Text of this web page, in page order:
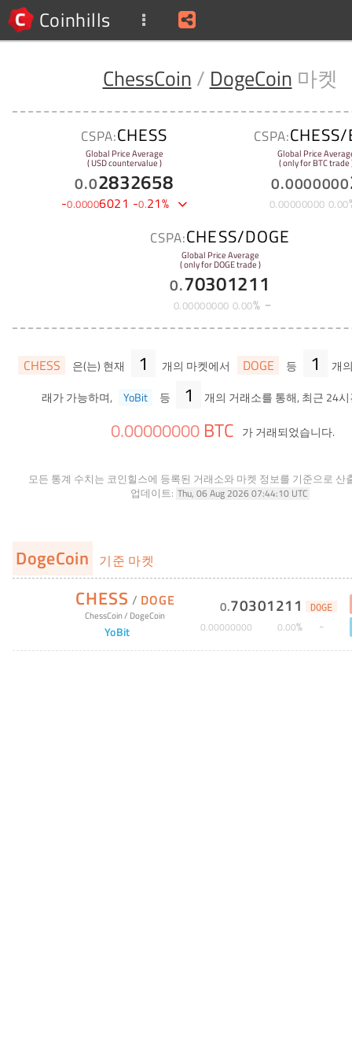
Coinhills
ChessCoin / DogeCoin 마켓
CSPA:CHESS
Global Price Average
( USD countervalue )
0.02832658
-0.00006021 -0.21%
CSPA:
Global Price
( only for BTC trade
0.0000000
0.00000000 0.00
CSPA:CHESS/DOGE
Global Price Average
( only for DOGE trade )
0.70301211
0.00000000 0.00%
CHESS 은(는) 현재 1 개의 마켓에서 DOGE 등 1
개
래가 가능하며,
YoBit 등 1 개의 거래소를 통해, 최근 24
0.00000000 BTC 가 거래되었습니다.
모든 통계 수치는 코인힐스에 등록된 거래소와 마켓 정보를 기준으로 산
업데이트: Thu, 06 Aug 2026 07:44:10 UTC
DogeCoin 기준 마켓
CHESS / DOGE
ChessCoin/ DogeCoin
YoBit
0.70301211 DOGE
0.00000000 0.00%